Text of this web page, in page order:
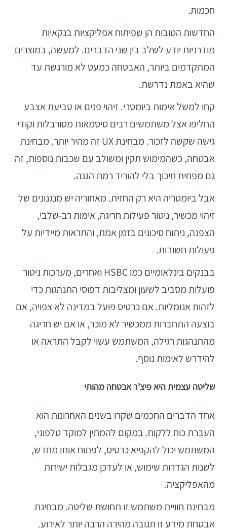
חכמות.
החדשות הטובות הן שפיתוח אפליקציות בנקאיות
מודרניות יודע לשלב בין שני הדברים. למעשה, במוצרים
המתקדמים ביותר, האבטחה כמעט לא מורגשת עד
שהיא באמת נדרשת.
קחו למשל אימות ביומטרי. זיהוי פנים או טביעת אצבע
החליפו אצל משתמשים רבים סיסמאות מסורבלות וקודי
גישה שקשה לזכור. מבחינת UX זה מהיר יותר. מבחינת
אבטחה, כשהמימוש תקין ומשולב עם שכבות נוספות, זה
גם מפחית חיכוך בלי להוריד רמת הגנה.
אבל ביומטריה היא רק החזית. מאחוריה יש מנגנונים של
זיהוי מכשיר, ניטור פעילות חריגה, אימות רב-שלבי,
הצפנה, ניתוח סיכונים בזמן אמת, והתראות מיידיות על
פעולות חשודות.
בבנקים בינלאומיים כמו HSBC ואחרים, מערכות ניטור
פועלות מסביב לשעון ומצליבות דפוסי התנהגות כדי
לזהות אנומליות. אם כרטיס פועל במדינה לא צפויה, אם
בוצעה התחברות ממכשיר לא מוכר, או אם יש חריגה
מהתנהגות רגילה, המשתמש עשוי לקבל התראה או
להידרש לאימות נוסף.
שליטה עצמית היא פיצ'ר אבטחה מהותי
אחד הדברים החכמים שקרו בשנים האחרונות הוא
העברת כוח ללקוח. במקום להמתין למוקד טלפוני,
המשתמש יכול להקפיא כרטיס, לפתוח אותו מחדש,
לשנות הגדרות שימוש, או לעדכן מגבלות ישירות
מהאפליקציה.
מבחינת חוויית משתמש זו תחושת שליטה. מבחינת
אבטחת מידע זו תגובה מהירה הרבה יותר לאירוע.